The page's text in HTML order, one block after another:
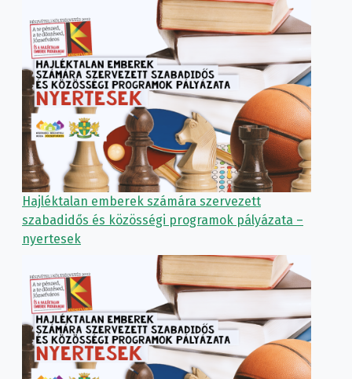
Hajléktalan emberek számára szervezett
szabadidős és közösségi programok pályázata –
nyertesek